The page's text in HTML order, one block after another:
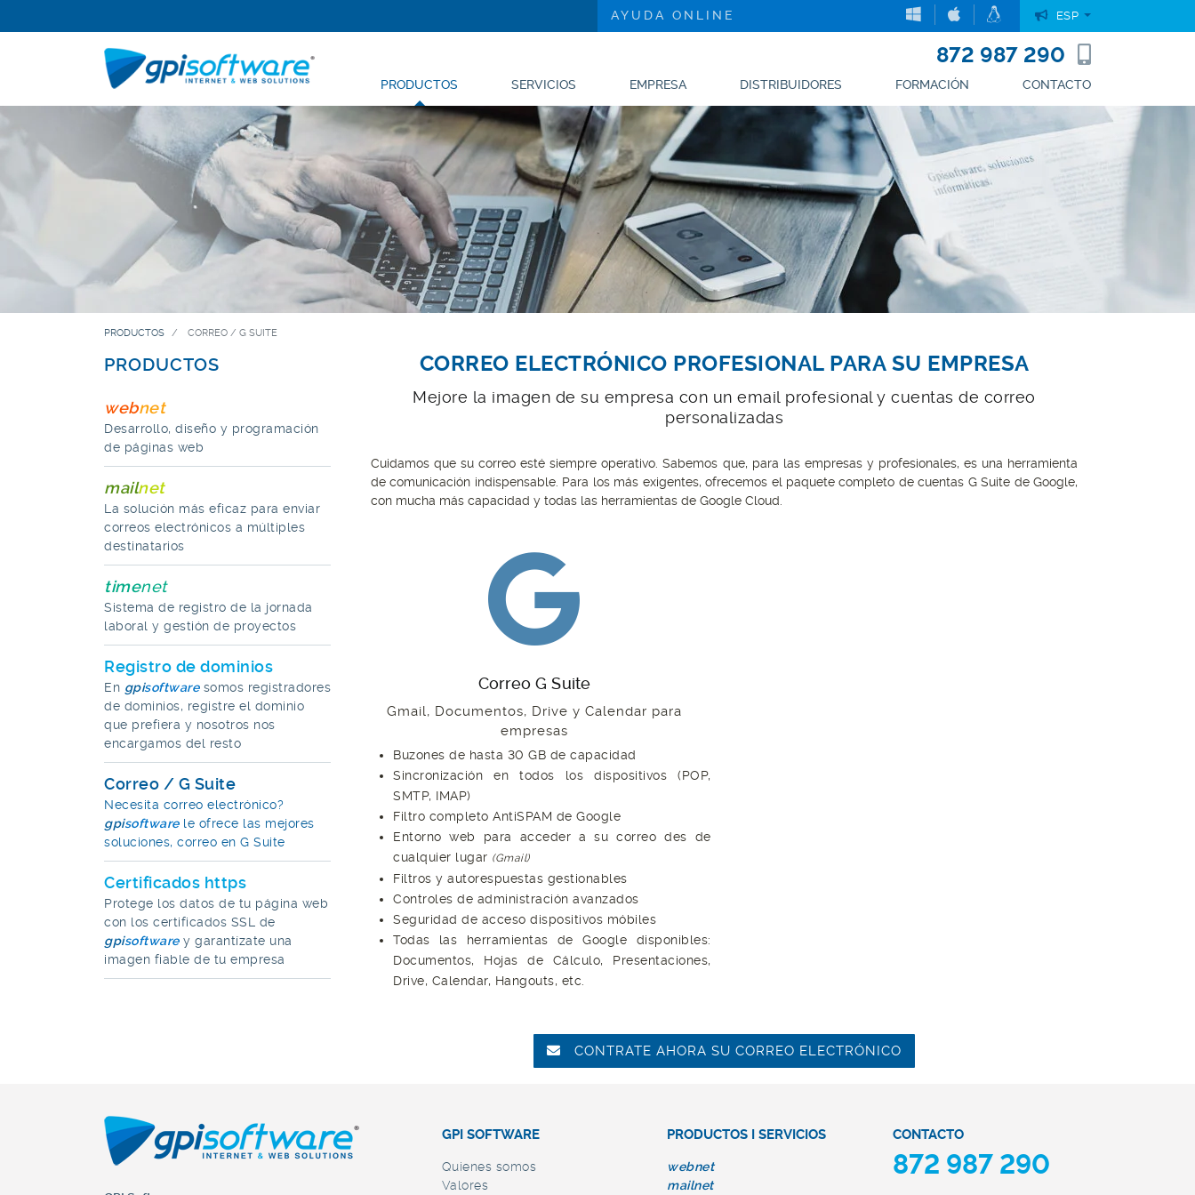
AYUDA ONLINE ESP
872 987 290
PRODUCTOS SERVICIOS EMPRESA DISTRIBUIDORES FORMACIÓN CONTACTO
PRODUCTOS CORREO / G SUITE
PRODUCTOS
webnet
Desarrollo, diseño y programación
de páginas web
mailnet
La solución más eficaz para enviar
correos electrónicos a múltiples
destinatarios
timenet
Sistema de registro de la jornada
laboral y gestión de proyectos
Registro de dominios
En gpisoftwaresomos registradores
de dominios, registre el dominio
que prefiera y nosotros nos
encargamos del resto
Correo / G Suite
Necesita correo electrónico?
gpisoftwarele ofrece las mejores
soluciones, correo en G Suite
Certificados https
Protege los datos de tu página web
con los certificados SSL de
gpisoftwarey garantízate una
imagen fiable de tu empresa
CORREO ELECTRÓNICO PROFESIONAL PARA SU EMPRESA
Mejore la imagen de su empresa con un email profesional y cuentas de correo
personalizadas
Cuidamos que su correo esté siempre operativo. Sabemos que, para las empresas y profesionales, es una herramienta
de comunicación indispensable. Para los más exigentes, ofrecemos el paquete completo de cuentas G Suite de Google,
con mucha más capacidad y todas las herramientas de Google Cloud.
Correo G Suite
Gmail, Documentos, Drive y Calendar para
empresas
Buzones de hasta 30 GB de capacidad
Sincronización en todos los dispositivos (POP,
SMTP, IMAP)
Filtro completo AntiSPAM de Google
Entorno web para acceder a su correo des de
cualquier lugar (Gmail)
Filtros y autorespuestas gestionables
Controles de administración avanzados
Seguridad de acceso dispositivos móbiles
Todas las herramientas de Google disponibles:
Documentos, Hojas de Cálculo, Presentaciones,
Drive, Calendar, Hangouts, etc.
CONTRATE AHORA SU CORREO ELECTRÓNICO
GPI SOFTWARE
Quienes somos
Valores
PRODUCTOS I SERVICIOS
webnet
mailnet
CONTACTO
872 987 290
872 987 290
SERVICIOS DISTRIBUIDORES CONTACTO